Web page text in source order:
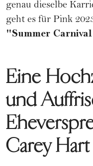
genau dieselbe
geht es für Pink
"Summer
Eine
und
Carey Hart